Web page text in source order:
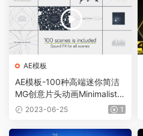
AE模板
AE模板-100种高端迷你简洁
MG创意片头动画Minimalistic
Presentation Pack
2023-06-25 1